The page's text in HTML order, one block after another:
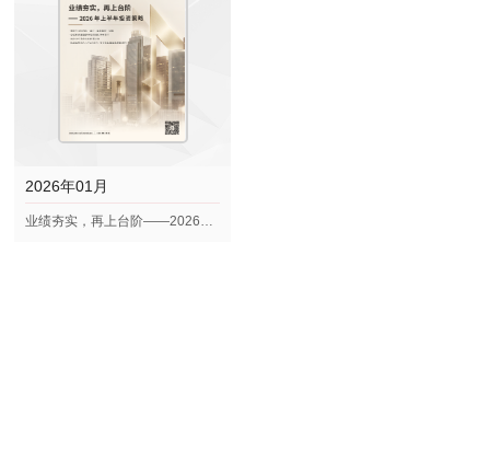
2026年01月
业绩夯实，再上台阶——2026年